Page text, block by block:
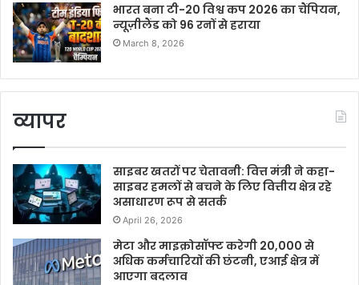
भारत बना टी-20 विश्व कप 2026 का चैंपियन,
न्यूज़ीलैंड को 96 रनों से हराया
March 8, 2026
व्यापर
साइबर खतरों पर चेतावनी: वित्त मंत्री ने कहा-
साइबर हमलों से बचने के लिए वित्तीय क्षेत्र रहे
असाधारण रूप से सतर्क
April 26, 2026
मेटा और माइक्रोसॉफ्ट करेगी 20,000 से
अधिक कर्मचारियों की छंटनी, एआई क्षेत्र में
आएगा बदलाव